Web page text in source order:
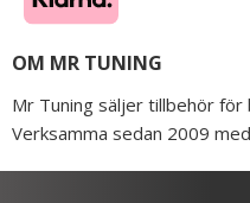
OM MR TUNING
Mr Tuning säljer tillbehör för
Verksamma sedan 2009